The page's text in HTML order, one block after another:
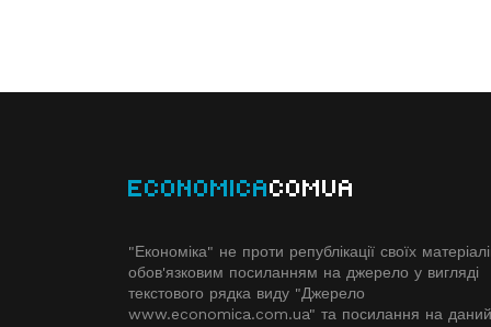
ECONOMICACOMUA
"Економіка" не проти републікації своїх
обов'язковим посиланням на джерело у вигляді
текстового рядка виду "Джерело
www.economiсa.com.ua" та посилання на даний